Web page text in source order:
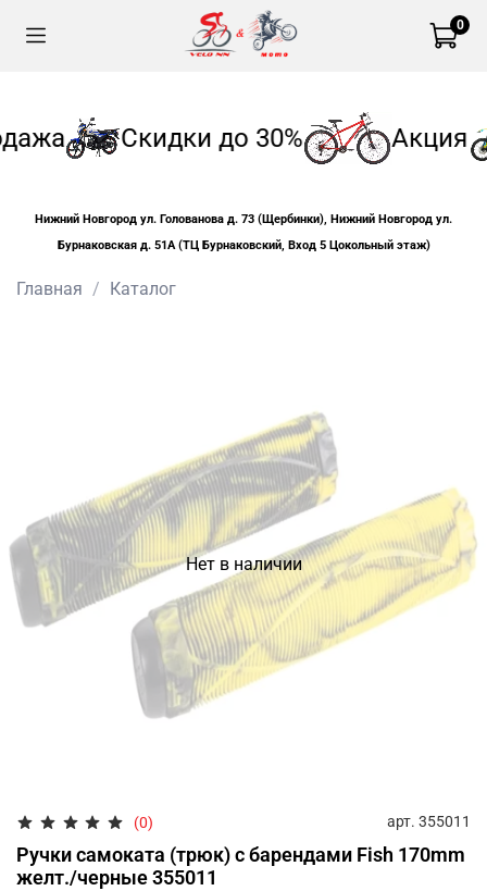
0
Скидки до 30% Акция
Нижний Новгород ул. Голованова д. 73 (Щербинки), Нижний Новгород ул.
Бурнаковская д. 51А (ТЦ Бурнаковский, Вход 5 Цокольный этаж)
Главная Каталог
Нет в наличии
(0) арт. 355011
Ручки самоката (трюк) с барендами Fish 170mm
желт./черные 355011